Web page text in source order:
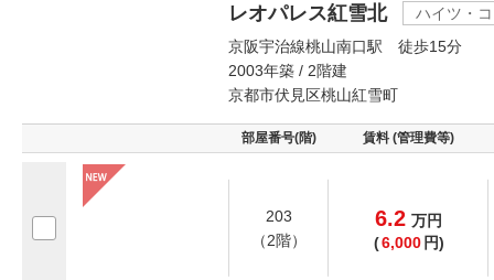
レオパレス紅雪北
ハイツ・
京阪宇治線桃山南口駅 徒歩15分
2003年築 / 2階建
京都市伏見区桃山紅雪町
部屋番号(階) 賃料 (管理費等)
203
（2階）
6.2 万円
(6,000 円)